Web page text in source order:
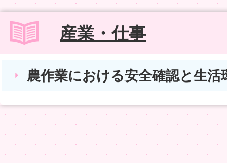
産業・仕事
農作業における安全確認と生